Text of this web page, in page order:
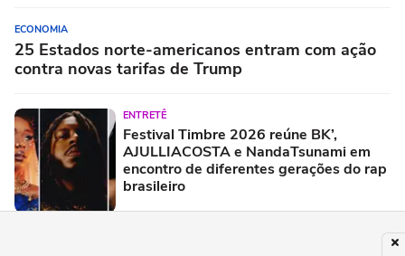
ECONOMIA
25 Estados norte-americanos entram com ação
contra novas tarifas de Trump
ENTRETÊ
Festival Timbre 2026 reúne BK’,
AJULLIACOSTA e NandaTsunami em
encontro de diferentes gerações do rap
brasileiro